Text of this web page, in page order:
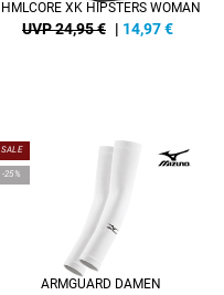
HMLCORE XK HIPSTERS WOMAN
UVP 24,95 € | 14,97€
SALE
-25%
ARMGUARD DAMEN